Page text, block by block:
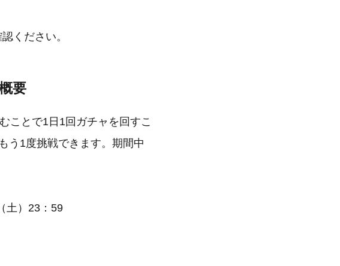
ください。
要
ことで1日1回ガチャを回すこ
う1度挑戦できます。期間中
土）23：59